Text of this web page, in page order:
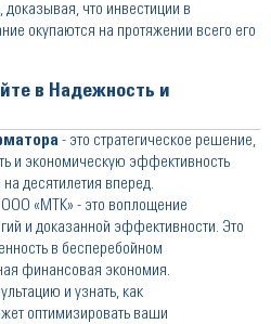
доказывая, что инвестиции в
окупаются на протяжении всего его
в Надежность и
- это стратегическое решение,
и экономическую эффективность
десятилетия вперед.
ООО «МТК» - это воплощение
и доказанной эффективности. Это
в бесперебойном
финансовая экономия.
и узнать, как
оптимизировать ваши